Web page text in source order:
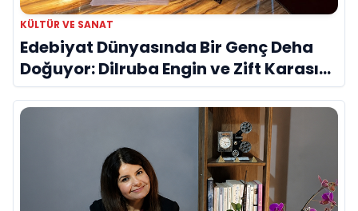
KÜLTÜR VE SANAT
Edebiyat Dünyasında Bir Genç Deha
Doğuyor: Dilruba Engin ve Zift Karası
Evreni ‘AVENOİR’